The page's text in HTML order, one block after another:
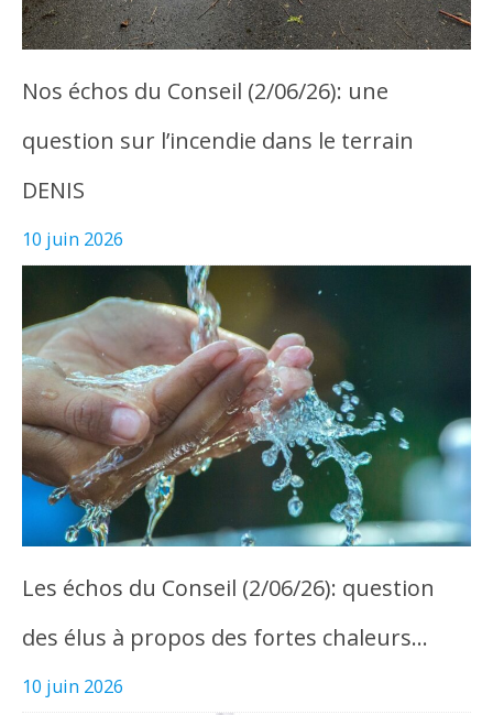
Nos échos du Conseil (2/06/26): une
question sur l’incendie dans le terrain
DENIS
10 juin 2026
Les échos du Conseil (2/06/26): question
des élus à propos des fortes chaleurs…
10 juin 2026